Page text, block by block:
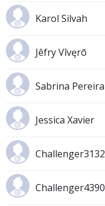
Karol Silvah
Jêfry Vîvęrō
Sabrina Pereira
Jessica Xavier
Challenger3132
Challenger4390